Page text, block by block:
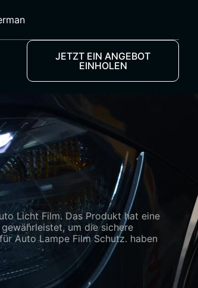
JETZT EIN ANGEBOT
EINHOLEN
Licht Film. Das Produkt hat eine
um die sichere
Auto Lampe Film Schutz. haben